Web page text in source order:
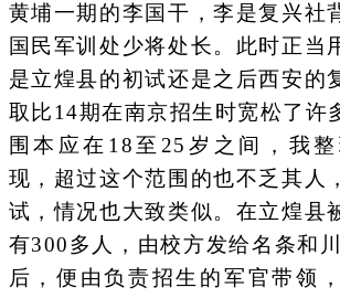
黄埔一期的李国干，李是复兴社
国民军训处少将处长。此时正当
是立煌县的初试还是之后西安的
取比14期在南京招生时宽松了许
围本应在18至25岁之间，我
现，超过这个范围的也不乏其人
试，情况也大致类似。在立煌县
有300多人，由校方发给名条和
后，便由负责招生的军官带领